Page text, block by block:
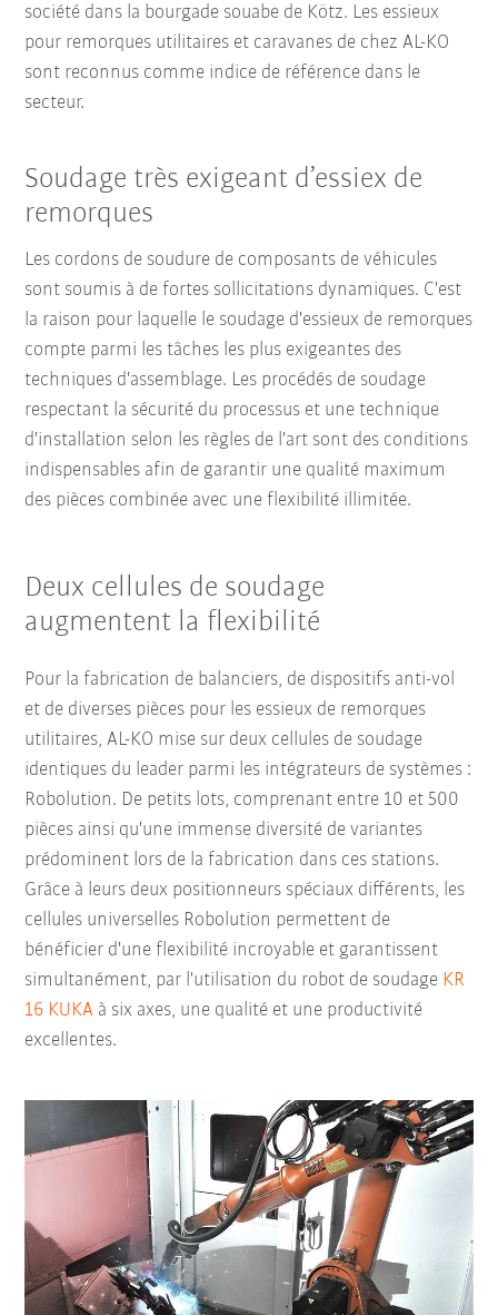
société dans la bourgade souabe de Kötz. Les essieux
pour remorques utilitaires et caravanes de chez AL-KO
sont reconnus comme indice de référence dans le
secteur.
Soudage très exigeant d’essiex de
remorques
Les cordons de soudure de composants de véhicules
sont soumis à de fortes sollicitations dynamiques. C'est
la raison pour laquelle le soudage d'essieux de remorques
compte parmi les tâches les plus exigeantes des
techniques d'assemblage. Les procédés de soudage
respectant la sécurité du processus et une technique
d'installation selon les règles de l'art sont des conditions
indispensables afin de garantir une qualité maximum
des pièces combinée avec une flexibilité illimitée.
Deux cellules de soudage
augmentent la flexibilité
Pour la fabrication de balanciers, de dispositifs anti-vol
et de diverses pièces pour les essieux de remorques
utilitaires, AL-KO mise sur deux cellules de soudage
identiques du leader parmi les intégrateurs de systèmes :
Robolution. De petits lots, comprenant entre 10 et 500
pièces ainsi qu'une immense diversité de variantes
prédominent lors de la fabrication dans ces stations.
Grâce à leurs deux positionneurs spéciaux différents, les
cellules universelles Robolution permettent de
bénéficier d'une flexibilité incroyable et garantissent
simultanément, par l'utilisation du robot de soudage KR
16 KUKA à six axes, une qualité et une productivité
excellentes.